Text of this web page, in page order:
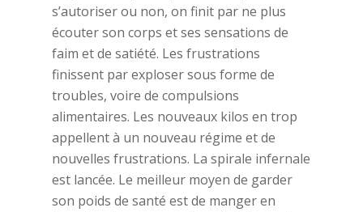
s’autoriser ou non, on finit par ne plus
écouter son corps et ses sensations de
faim et de satiété. Les frustrations
finissent par exploser sous forme de
troubles, voire de compulsions
alimentaires. Les nouveaux kilos en trop
appellent à un nouveau régime et de
nouvelles frustrations. La spirale infernale
est lancée. Le meilleur moyen de garder
son poids de santé est de manger en